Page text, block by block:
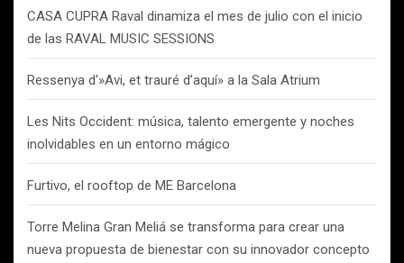
CASA CUPRA Raval dinamiza el mes de julio con el inicio
de las RAVAL MUSIC SESSIONS
Ressenya d'»Avi, et trauré d’aquí» a la Sala Atrium
Les Nits Occident: música, talento emergente y noches
inolvidables en un entorno mágico
Furtivo, el rooftop de ME Barcelona
Torre Melina Gran Meliá se transforma para crear una
nueva propuesta de bienestar con su innovador concepto